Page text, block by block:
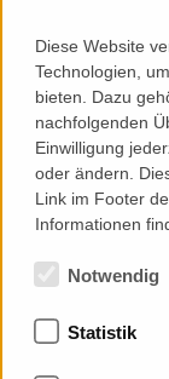
Specials
Thermische
Mitgliedschaften
Diese Website
Technologien,
bieten. Dazu
nachfolgenden
Einwilligung
oder ändern.
Link im Footer
Informationen
Notwendig
Statistik